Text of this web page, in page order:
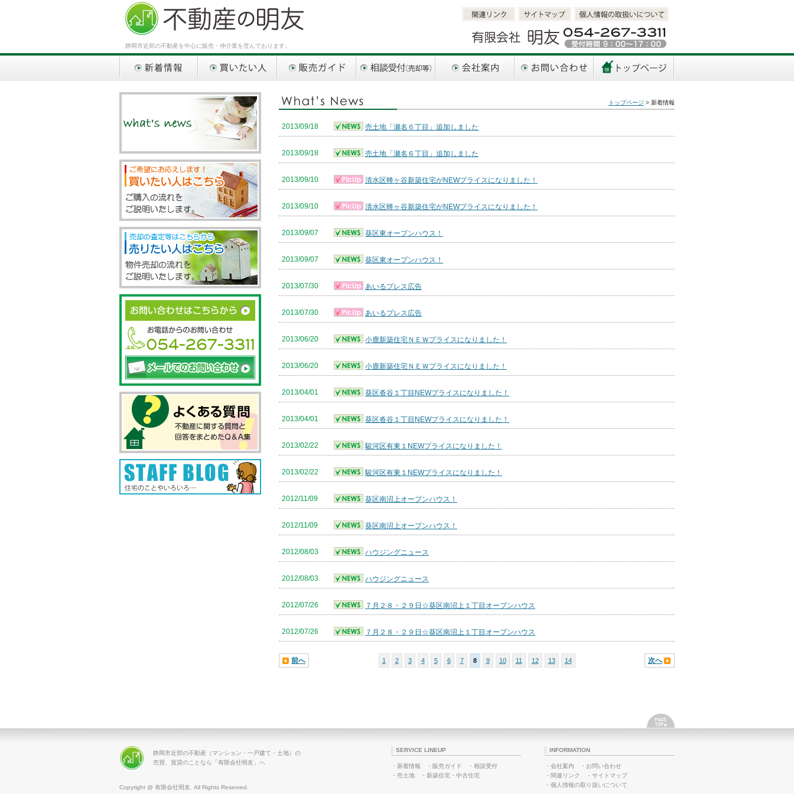
静岡市近郊の不動産を中心に販売・仲介業を営んでおります。
個人情報取扱いについて
トップページ > 新着情報
2013/09/18 売土地「瀬名６丁目」追加しました
2013/09/18 売土地「瀬名６丁目」追加しました
2013/09/10 清水区蜂ヶ谷新築住宅がNEWプライスになりました！
2013/09/10 清水区蜂ヶ谷新築住宅がNEWプライスになりました！
2013/09/07 葵区東オープンハウス！
2013/09/07 葵区東オープンハウス！
2013/07/30 あいるプレス広告
2013/07/30 あいるプレス広告
2013/06/20 小鹿新築住宅ＮＥＷプライスになりました！
2013/06/20 小鹿新築住宅ＮＥＷプライスになりました！
2013/04/01 葵区沓谷１丁目NEWプライスになりました！
2013/04/01 葵区沓谷１丁目NEWプライスになりました！
2013/02/22 駿河区有東１NEWプライスになりました！
2013/02/22 駿河区有東１NEWプライスになりました！
2012/11/09 葵区南沼上オープンハウス！
2012/11/09 葵区南沼上オープンハウス！
2012/08/03 ハウジングニュース
2012/08/03 ハウジングニュース
2012/07/26 ７月２８・２９日☆葵区南沼上１丁目オープンハウス
2012/07/26 ７月２８・２９日☆葵区南沼上１丁目オープンハウス
前へ 次へ
1 2 3 4 5 6 7 8 9 10 11 12 13 14
SERVICE LINEUP
・ 新着情報 ・ 販売ガイド ・ 相談受付
・ 売土地 ・ 新築住宅 ・ 中古住宅
INFORMATION
・ 会社案内 ・ お問い合わせ
・ 関連リンク ・ サイトマップ
・ 個人情報の取り扱いについて
静岡市近郊の不動産（マンション・一戸建て・土地）の
売買、賃貸のことなら「有限会社明友」へ
Copyright @ 有限会社明友. All Rights Reserved.